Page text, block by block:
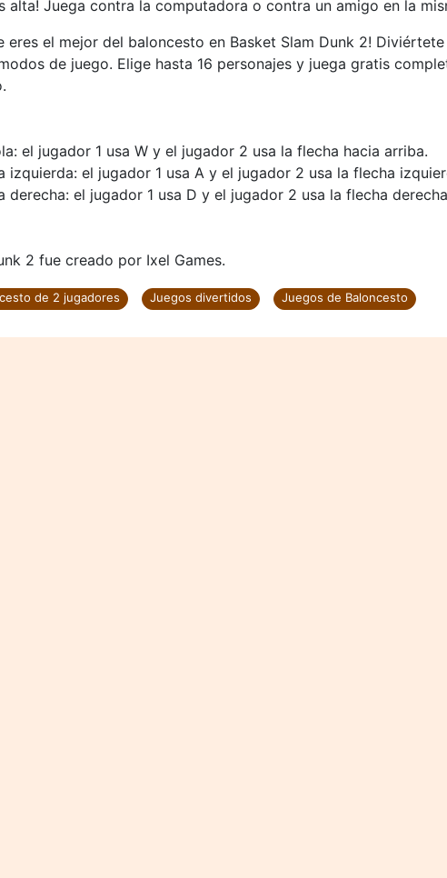
alta! Juega contra la computadora o contra un amigo en la
eres el mejor del baloncesto en Basket Slam Dunk 2!
de juego. Elige hasta 16 personajes y juega gratis
el jugador 1 usa W y el jugador 2 usa la flecha hacia arriba.
izquierda: el jugador 1 usa A y el jugador 2 usa la flecha
derecha: el jugador 1 usa D y el jugador 2 usa la flecha
2 fue creado por Ixel Games.
de 2 jugadores Juegos divertidos Juegos de Baloncesto